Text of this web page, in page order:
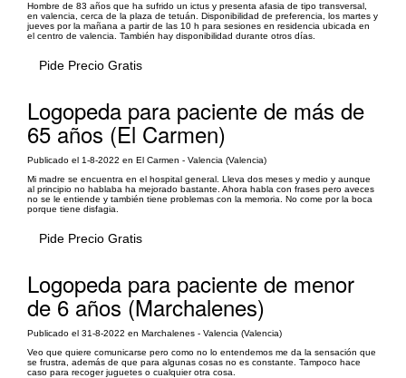
Hombre de 83 años que ha sufrido un ictus y presenta afasia de tipo transversal,
en valencia, cerca de la plaza de tetuán. Disponibilidad de preferencia, los martes y
jueves por la mañana a partir de las 10 h para sesiones en residencia ubicada en
el centro de valencia. También hay disponibilidad durante otros días.
Pide Precio Gratis
Logopeda para paciente de más de
65 años (El Carmen)
Publicado el 1-8-2022 en El Carmen - Valencia (Valencia)
Mi madre se encuentra en el hospital general. Lleva dos meses y medio y aunque
al principio no hablaba ha mejorado bastante. Ahora habla con frases pero aveces
no se le entiende y también tiene problemas con la memoria. No come por la boca
porque tiene disfagia.
Pide Precio Gratis
Logopeda para paciente de menor
de 6 años (Marchalenes)
Publicado el 31-8-2022 en Marchalenes - Valencia (Valencia)
Veo que quiere comunicarse pero como no lo entendemos me da la sensación que
se frustra, además de que para algunas cosas no es constante. Tampoco hace
caso para recoger juguetes o cualquier otra cosa.